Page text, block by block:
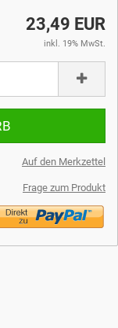
23,49 EUR
inkl. 19% MwSt.
Auf den Merkzettel
Frage zum Produkt